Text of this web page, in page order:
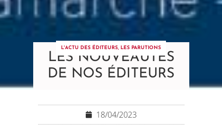
L'ACTU DES ÉDITEURS, LES PARUTIONS
LES NOUVEAUTÉS
DE NOS ÉDITEURS
18/04/2023